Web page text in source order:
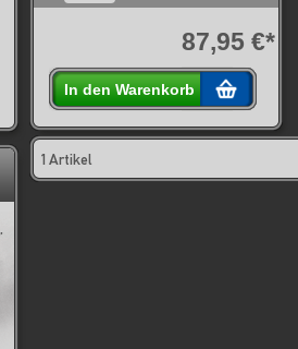
87,95 €*
In den Warenkorb
1 Artikel